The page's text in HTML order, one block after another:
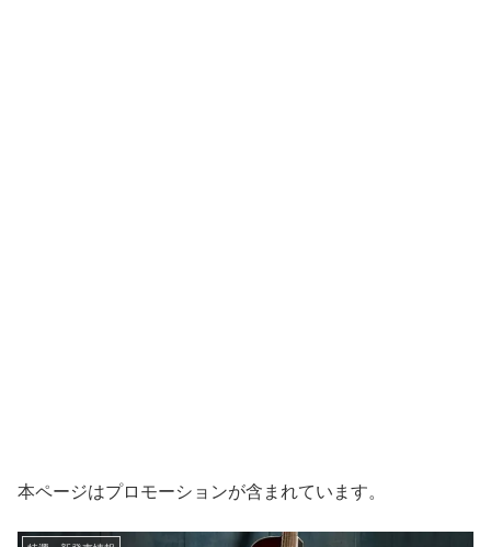
本ページはプロモーションが含まれています。